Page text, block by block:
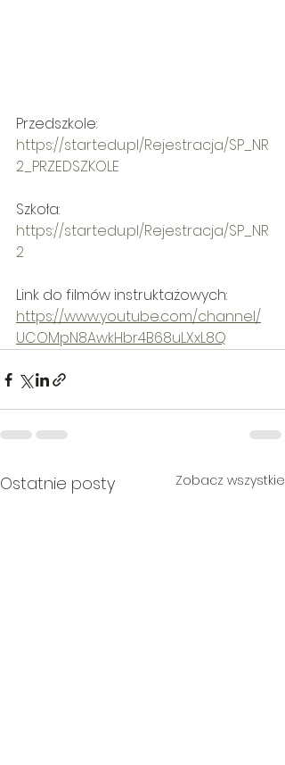
Przedszkole:
https://startedu.pl/Rejestracja/SP_NR
2_PRZEDSZKOLE
Szkoła:
https://startedu.pl/Rejestracja/SP_NR
2
Link do filmów instruktażowych:
https://www.youtube.com/channel/
UCOMpN8AwkHbr4B68uLXxL8Q
Ostatnie posty Zobacz wszystkie